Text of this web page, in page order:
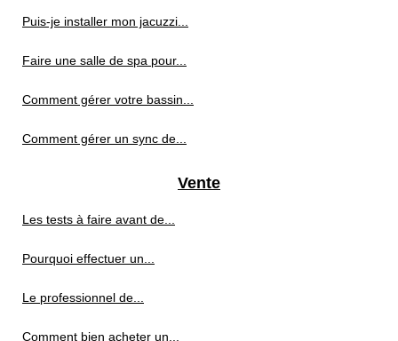
Puis-je installer mon jacuzzi...
Faire une salle de spa pour...
Comment gérer votre bassin...
Comment gérer un sync de...
Vente
Les tests à faire avant de...
Pourquoi effectuer un...
Le professionnel de...
Comment bien acheter un...